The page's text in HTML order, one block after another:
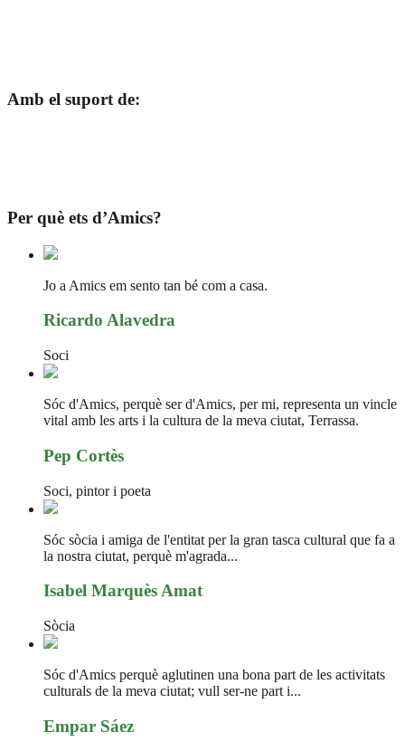
Amb el suport de:
Per què ets d’Amics?
Jo a Amics em sento tan bé com a casa.
Ricardo Alavedra
Soci
Sóc d'Amics, perquè ser d'Amics, per mi, representa un vincle
vital amb les arts i la cultura de la meva ciutat, Terrassa.
Pep Cortès
Soci, pintor i poeta
Sóc sòcia i amiga de l'entitat per la gran tasca cultural que fa a
la nostra ciutat, perquè m'agrada...
Isabel Marquès Amat
Sòcia
Sóc d'Amics perquè aglutinen una bona part de les activitats
culturals de la meva ciutat; vull ser-ne part i...
Empar Sáez